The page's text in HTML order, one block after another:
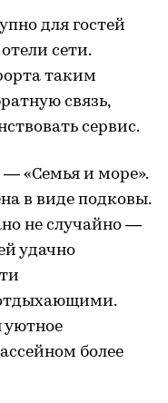
для гостей
сети.
таким
связь,
сервис.
— «Семья и море».
в виде подковы.
не случайно —
удачно
отдыхающими.
уютное
более